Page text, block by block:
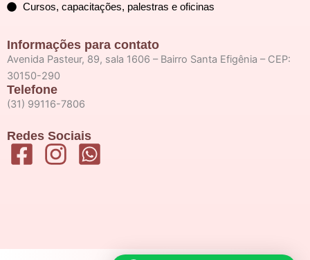
Cursos, capacitações, palestras e oficinas
Informações para contato
Avenida Pasteur, 89, sala 1606 – Bairro Santa Efigênia – CEP:
30150-290
Telefone
(31) 99116-7806
Redes Sociais